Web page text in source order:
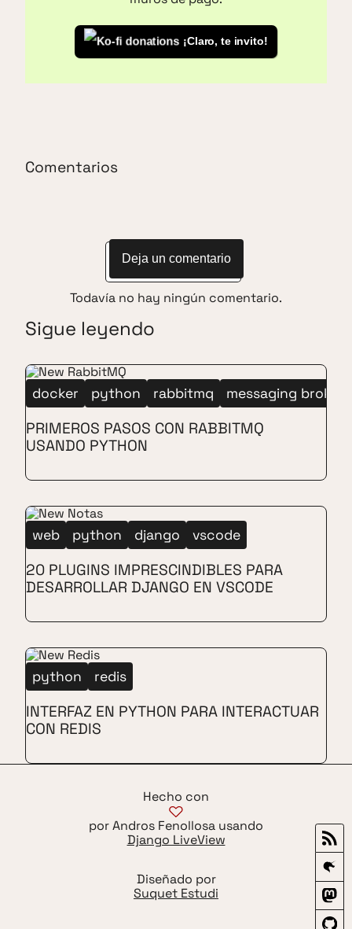
¡Claro, te invito!
Comentarios
Deja un comentario
Todavía no hay ningún comentario.
Sigue leyendo
docker python rabbitmq messaging broker
PRIMEROS PASOS CON RABBITMQ
USANDO PYTHON
web python django vscode
20 PLUGINS IMPRESCINDIBLES PARA
DESARROLLAR DJANGO EN VSCODE
python redis
INTERFAZ EN PYTHON PARA INTERACTUAR
CON REDIS
Hecho con
por Andros Fenollosa usando
Django LiveView
Diseñado por
Suquet Estudi